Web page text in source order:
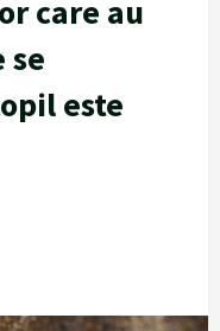
care au
se
este